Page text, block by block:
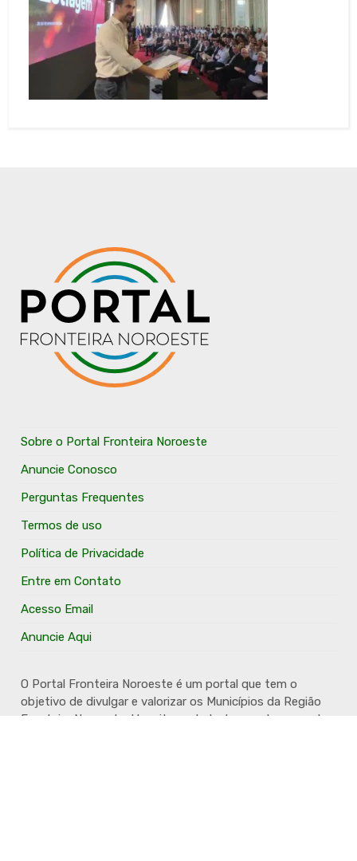
Sobre o Portal Fronteira Noroeste
Anuncie Conosco
Perguntas Frequentes
Termos de uso
Política de Privacidade
Entre em Contato
Acesso Email
Anuncie Aqui
O Portal Fronteira Noroeste é um portal que tem o
objetivo de divulgar e valorizar os Municípios da Região
Fronteira Noroeste. Um site onde todo mundo possa ter